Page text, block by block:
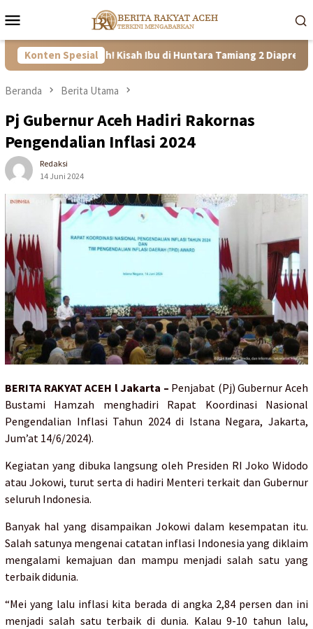
ke
Mobile
Konten Spesial
Tangguh! Kisah Ibu di Huntara Tamiang 2 Diapresiasi Satgas
Beranda Berita Utama
Pj Gubernur Aceh Hadiri Rakornas
Pengendalian Inflasi 2024
Redaksi
14 Juni 2024
BERITA RAKYAT ACEH l Jakarta – Penjabat (Pj) Gubernur Aceh
Bustami Hamzah menghadiri Rapat Koordinasi Nasional
Pengendalian Inflasi Tahun 2024 di Istana Negara, Jakarta,
Jum’at 14/6/2024).
Kegiatan yang dibuka langsung oleh Presiden RI Joko Widodo
atau Jokowi, turut serta di hadiri Menteri terkait dan Gubernur
seluruh Indonesia.
Banyak hal yang disampaikan Jokowi dalam kesempatan itu.
Salah satunya mengenai catatan inflasi Indonesia yang diklaim
mengalami kemajuan dan mampu menjadi salah satu yang
terbaik didunia.
“Mei yang lalu inflasi kita berada di angka 2,84 persen dan ini
menjadi salah satu terbaik di dunia. Kalau 9-10 tahun lalu,